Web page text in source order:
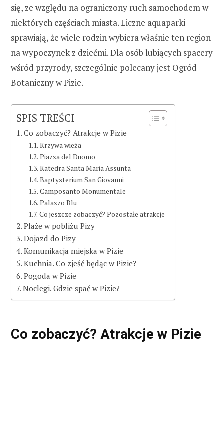
się, ze względu na ograniczony ruch samochodem w
niektórych częściach miasta. Liczne aquaparki
sprawiają, że wiele rodzin wybiera właśnie ten region
na wypoczynek z dziećmi. Dla osób lubiących spacery
wśród przyrody, szczególnie polecany jest Ogród
Botaniczny w Pizie.
SPIS TREŚCI
Co zobaczyć? Atrakcje w Pizie
Krzywa wieża
Piazza del Duomo
Katedra Santa Maria Assunta
Baptysterium San Giovanni
Camposanto Monumentale
Palazzo Blu
Co jeszcze zobaczyć? Pozostałe atrakcje
Plaże w pobliżu Pizy
Dojazd do Pizy
Komunikacja miejska w Pizie
Kuchnia. Co zjeść będąc w Pizie?
Pogoda w Pizie
Noclegi. Gdzie spać w Pizie?
Co zobaczyć? Atrakcje w Pizie